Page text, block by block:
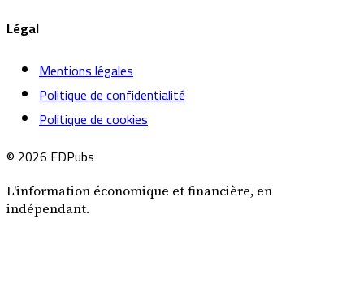
Légal
Mentions légales
Politique de confidentialité
Politique de cookies
© 2026 EDPubs
L'information économique et financière, en
indépendant.